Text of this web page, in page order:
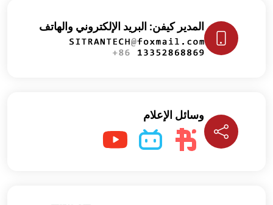
المدير كيفن: البريد الإلكتروني والهاتف
وسائل الإعلام